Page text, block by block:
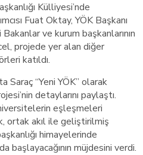
Külliyesi’nde
Fuat Oktay, YÖK Başkanı
ve kurum başkanlarının
projede yer alan diğer
katıldı.
Saraç “Yeni YÖK” olarak
detaylarını paylaştı.
eşleşmeleri
ortak akıl ile geliştirilmiş
himayelerinde
başlayacağının müjdesini verdi.